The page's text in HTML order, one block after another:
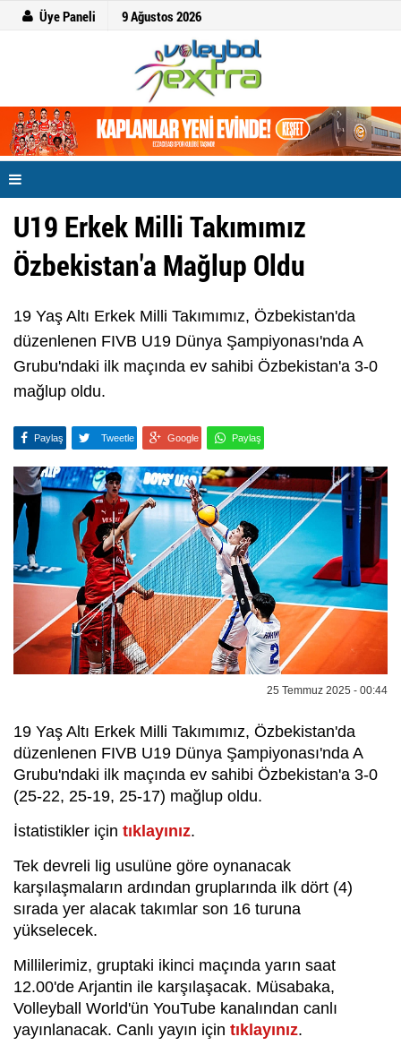
Üye Paneli 9 Ağustos 2026
U19 Erkek Milli Takımımız
Özbekistan'a Mağlup Oldu
19 Yaş Altı Erkek Milli Takımımız, Özbekistan'da
düzenlenen FIVB U19 Dünya Şampiyonası'nda A
Grubu'ndaki ilk maçında ev sahibi Özbekistan'a 3-0
mağlup oldu.
Paylaş Tweetle Google Paylaş
25 Temmuz 2025 - 00:44
19 Yaş Altı Erkek Milli Takımımız, Özbekistan'da
düzenlenen FIVB U19 Dünya Şampiyonası'nda A
Grubu'ndaki ilk maçında ev sahibi Özbekistan'a 3-0
(25-22, 25-19, 25-17) mağlup oldu.
İstatistikler için tıklayınız.
Tek devreli lig usulüne göre oynanacak
karşılaşmaların ardından gruplarında ilk dört (4)
sırada yer alacak takımlar son 16 turuna
yükselecek.
Millilerimiz, gruptaki ikinci maçında yarın saat
12.00'de Arjantin ile karşılaşacak. Müsabaka,
Volleyball World'ün YouTube kanalından canlı
yayınlanacak. Canlı yayın için tıklayınız.